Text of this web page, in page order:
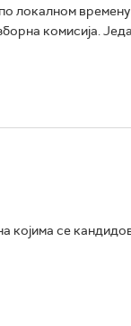
локалном времену
комисија.
којима се